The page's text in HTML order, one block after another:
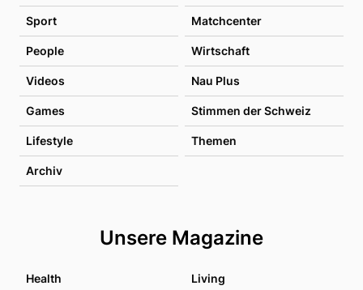
Sport Matchcenter
People Wirtschaft
Videos Nau Plus
Games Stimmen der Schweiz
Lifestyle Themen
Archiv
Unsere Magazine
Health Living